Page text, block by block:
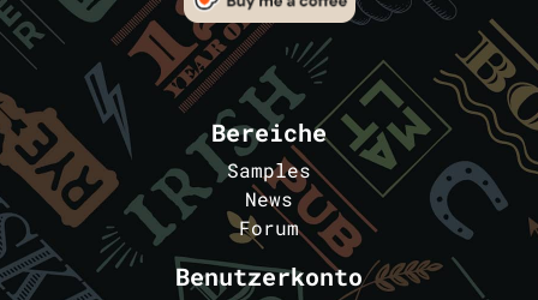
Bereiche
Samples
News
Forum
Benutzerkonto